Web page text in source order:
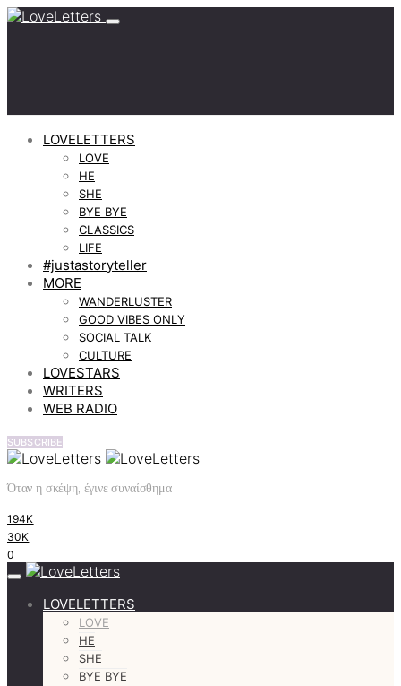
LOVELETTERS
LOVE
HE
SHE
BYE BYE
CLASSICS
LIFE
#justastoryteller
MORE
WANDERLUSTER
GOOD VIBES ONLY
SOCIAL TALK
CULTURE
LOVESTARS
WRITERS
WEB RADIO
SUBSCRIBE
Όταν η σκέψη, έγινε συναίσθημα
194K
30K
0
LOVELETTERS
LOVE
HE
SHE
BYE BYE